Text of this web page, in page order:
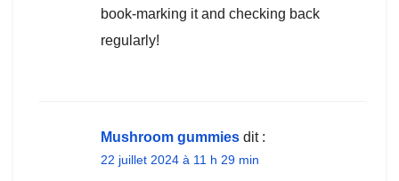
book-marking it and checking back
regularly!
Mushroom gummies dit :
22 juillet 2024 à 11 h 29 min